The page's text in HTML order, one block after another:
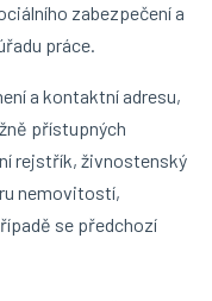
zabezpečení a
práce.
a kontaktní adresu,
přístupných
rejstřík, živnostenský
nemovitostí,
se předchozí